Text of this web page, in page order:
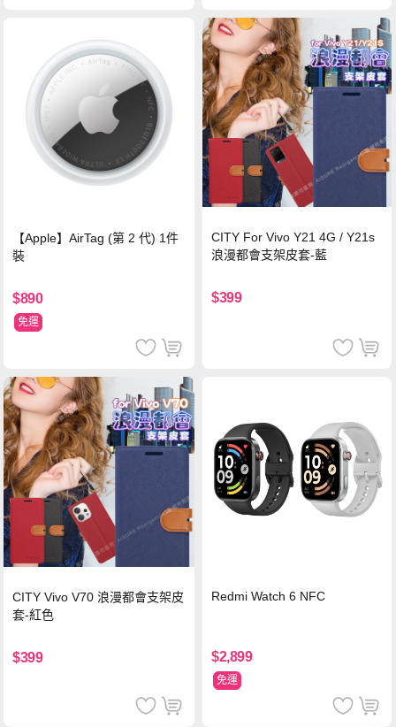
【Apple】AirTag (第 2 代) 1件
裝
$890
免運
CITY For Vivo Y21 4G / Y21s
浪漫都會支架皮套-藍
$399
CITY Vivo V70 浪漫都會支架皮
套-紅色
$399
Redmi Watch 6 NFC
$2,899
免運